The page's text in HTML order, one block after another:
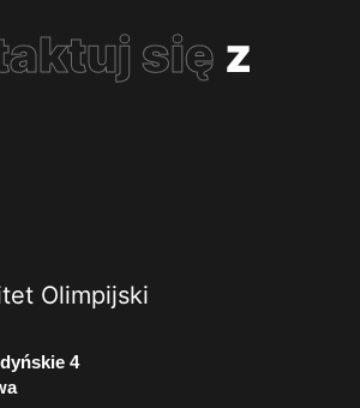
się z
Olimpijski
4